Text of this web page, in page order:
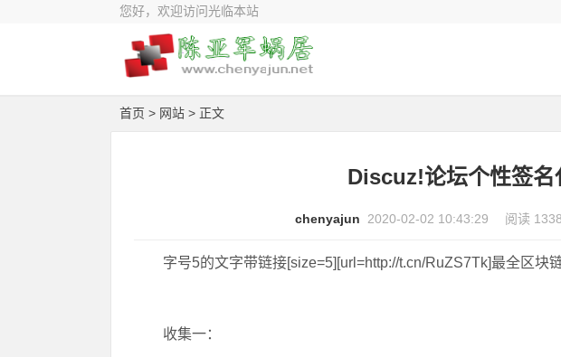
您好，欢迎访问光临本站
首页 > 网站 > 正文
Discuz!论坛个性签名
chenyajun 2020-02-02 10:43:29 阅读
字号5的文字带链接[size=5][url=http://t.cn/RuZS7Tk]最全区块
收集一：